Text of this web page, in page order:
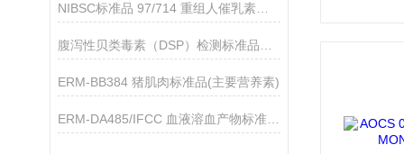
NIBSC标准品 97/714 重组人催乳素的产品介绍
ERM-BB384 猪肌肉标准品(主要营养素)
ERM-DA485/IFCC 血液溶血产物标准物质（HbA2低水平）简介